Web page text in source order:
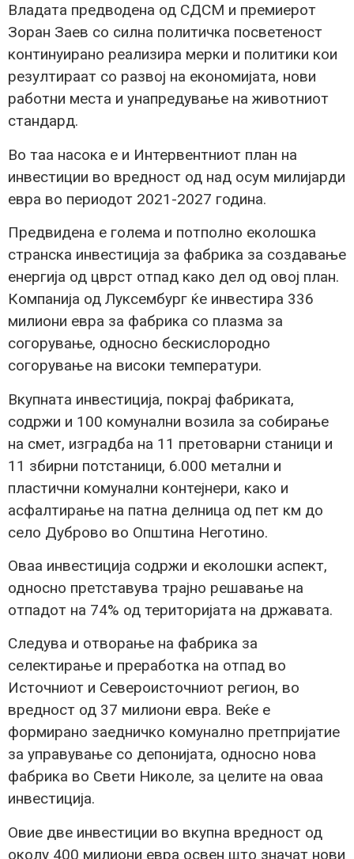
Владата предводена од СДСМ и премиерот
Зоран Заев со силна политичка посветеност
континуирано реализира мерки и политики кои
резултираат со развој на економијата, нови
работни места и унапредување на животниот
стандард.
Во таа насока е и Интервентниот план на
инвестиции во вредност од над осум милијарди
евра во периодот 2021-2027 година.
Предвидена е голема и потполно еколошка
странска инвестиција за фабрика за создавање
енергија од цврст отпад како дел од овој план.
Компанија од Луксембург ќе инвестира 336
милиони евра за фабрика со плазма за
согорување, односно бескислородно
согорување на високи температури.
Вкупната инвестиција, покрај фабриката,
содржи и 100 комунални возила за собирање
на смет, изградба на 11 претоварни станици и
11 збирни потстаници, 6.000 метални и
пластични комунални контејнери, како и
асфалтирање на патна делница од пет км до
село Дуброво во Општина Неготино.
Оваа инвестиција содржи и еколошки аспект,
односно претставува трајно решавање на
отпадот на 74% од територијата на државата.
Следува и отворање на фабрика за
селектирање и преработка на отпад во
Источниот и Североисточниот регион, во
вредност од 37 милиони евра. Веќе е
формирано заедничко комунално претпријатие
за управување со депонијата, односно нова
фабрика во Свети Николе, за целите на оваа
инвестиција.
Овие две инвестиции во вкупна вредност од
околу 400 милиони евра освен што значат нови